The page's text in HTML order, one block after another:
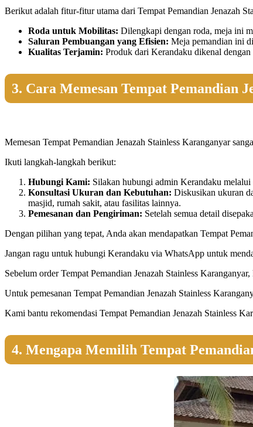
Berikut adalah fitur-fitur utama dari Tempat Pemandian Jenazah
Roda untuk Mobilitas: Dilengkapi dengan roda, meja ini
Saluran Pembuangan yang Efisien: Meja pemandian ini
Kualitas Terjamin: Produk dari Kerandaku dikenal
3. Cara Memesan Tempat Pemandian
Memesan Tempat Pemandian Jenazah Stainless Karanganyar
Ikuti langkah-langkah berikut:
Hubungi Kami: Silakan hubungi admin Kerandaku
Konsultasi Ukuran dan Kebutuhan: Diskusikan ukuran
masjid, rumah sakit, atau fasilitas lainnya.
Pemesanan dan Pengiriman: Setelah semua detail
Dengan pilihan yang tepat, Anda akan mendapatkan Tempat
Jangan ragu untuk hubungi Kerandaku via WhatsApp untuk
Sebelum order Tempat Pemandian Jenazah Stainless
Untuk pemesanan Tempat Pemandian Jenazah Stainless
Kami bantu rekomendasi Tempat Pemandian Jenazah Stainless
4. Mengapa Memilih Tempat